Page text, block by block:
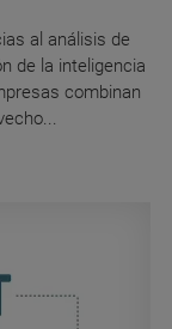
al análisis de
de la inteligencia
combinan